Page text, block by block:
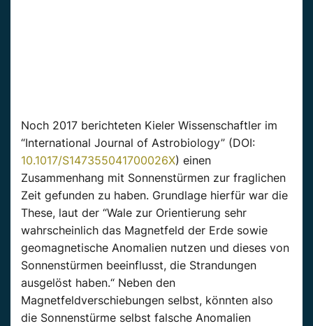
Noch 2017 berichteten Kieler Wissenschaftler im
“International Journal of Astrobiology” (DOI:
10.1017/S147355041700026X) einen
Zusammenhang mit Sonnenstürmen zur fraglichen
Zeit gefunden zu haben. Grundlage hierfür war die
These, laut der “Wale zur Orientierung sehr
wahrscheinlich das Magnetfeld der Erde sowie
geomagnetische Anomalien nutzen und dieses von
Sonnenstürmen beeinflusst, die Strandungen
ausgelöst haben.“ Neben den
Magnetfeldverschiebungen selbst, könnten also
die Sonnenstürme selbst falsche Anomalien